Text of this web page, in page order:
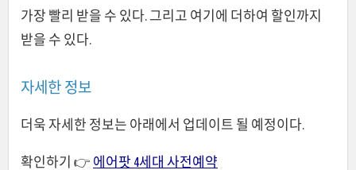
가장 빨리 받을 수 있다. 그리고 여기에 더하여 할인까지
받을 수 있다.
자세한 정보
더욱 자세한 정보는 아래에서 업데이트 될 예정이다.
확인하기 👉 에어팟 4세대 사전예약